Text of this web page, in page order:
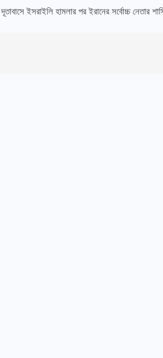
দূতাবাসে ইসরাইলি হামলার পর ইরানের সর্বোচ্চ নেতার